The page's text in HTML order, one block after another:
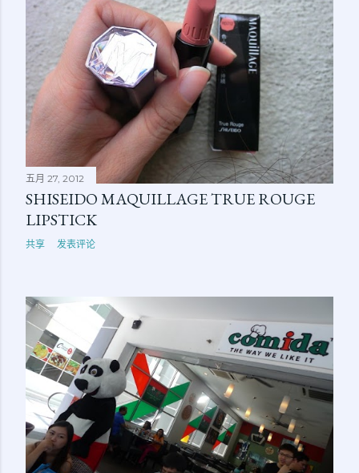
五月 27, 2012
SHISEIDO MAQUILLAGE TRUE ROUGE
LIPSTICK
共享 发表评论